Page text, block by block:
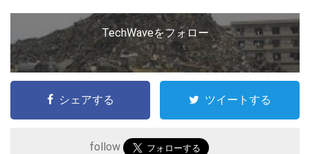
TechWaveをフォロー
シェアする ツイートする
follow